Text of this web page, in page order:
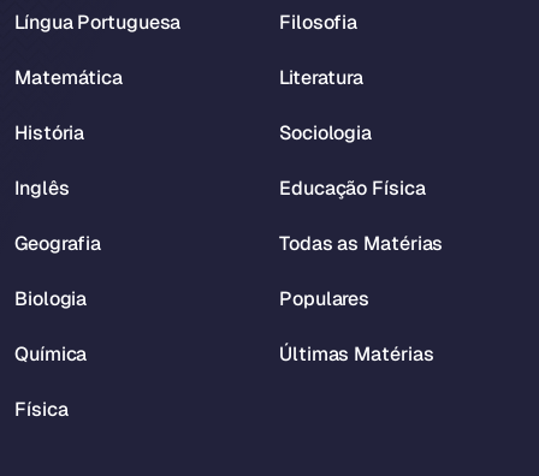
Língua Portuguesa
Matemática
História
Inglês
Geografia
Biologia
Química
Física
Filosofia
Literatura
Sociologia
Educação Física
Todas as Matérias
Populares
Últimas Matérias